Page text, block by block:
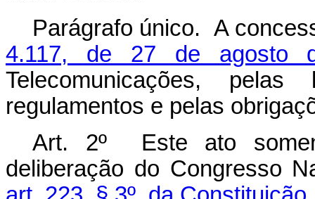
Parágrafo único. A
4.117, de 27 de agosto
Telecomunicações,
regulamentos e pelas
Art. 2º Este ato
deliberação do Congresso